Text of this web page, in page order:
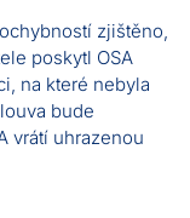
zjištěno,
poskytl OSA
na které nebyla
bude
vrátí uhrazenou